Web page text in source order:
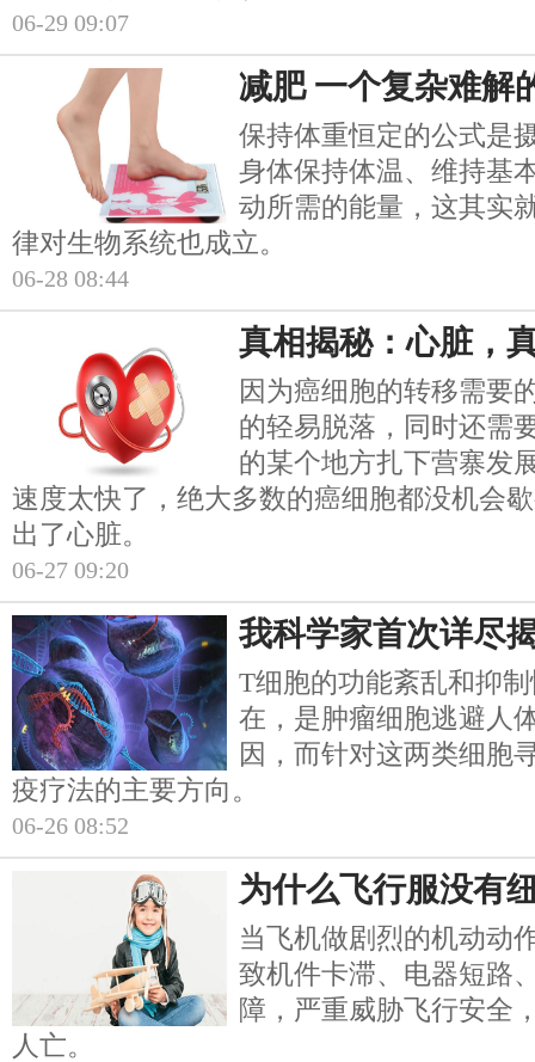
06-29 09:07
减肥 一个复杂难解
保持体重恒定的公式是
身体保持体温、维持基
动所需的能量，这其实
律对生物系统也成立。
06-28 08:44
真相揭秘：心脏，
因为癌细胞的转移需要
的轻易脱落，同时还需
的某个地方扎下营寨发
速度太快了，绝大多数的癌细胞都没机会
出了心脏。
06-27 09:20
我科学家首次详尽
T细胞的功能紊乱和抑
在，是肿瘤细胞逃避人
因，而针对这两类细胞
疫疗法的主要方向。
06-26 08:52
为什么飞行服没有
当飞机做剧烈的机动动
致机件卡滞、电器短路
障，严重威胁飞行安全
人亡。